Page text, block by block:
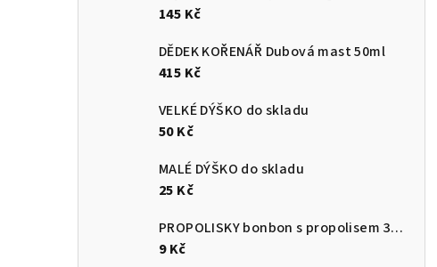
145 Kč
DĚDEK KOŘENÁŘ Dubová mast 50ml
415 Kč
VELKÉ DÝŠKO do skladu
50 Kč
MALÉ DÝŠKO do skladu
25 Kč
PROPOLISKY bonbon s propolisem 3,5g
9 Kč